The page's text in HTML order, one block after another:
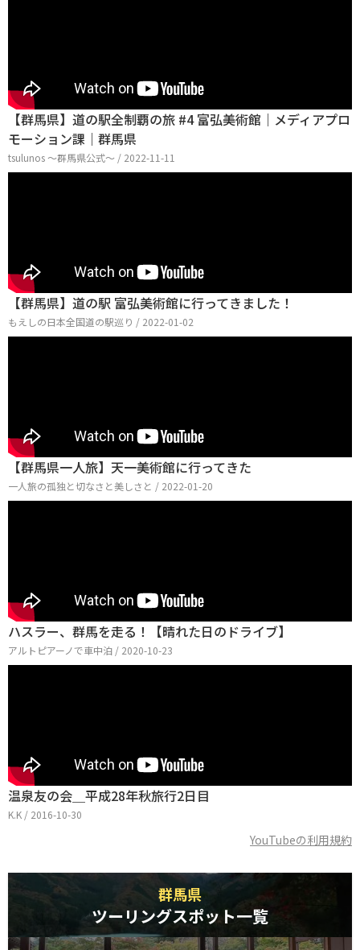
【群馬県】道の駅全制覇の旅 #4 富弘美術館｜メディアプロ
モーション課｜群馬県
tsulunos 〜群馬県公式〜 / 2022-11-11
【群馬県】道の駅 富弘美術館に行ってきました！
もえしの日本全国道の駅巡り / 2022-01-02
【群馬県一人旅】天一美術館に行ってきた
一人旅の孤独と切なさと美しさと / 2022-01-20
ハスラー、群馬を走る！【晴れた日のドライブ】
アルトピアーノで車中泊 / 2020-10-23
温泉友の会＿平成28年秋旅行2日目
K.K / 2016-10-30
YouTubeの利用規約
群馬県
ツーリングスポット一覧